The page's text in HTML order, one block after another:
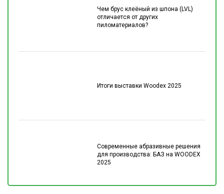
Чем брус клеёный из шпона (LVL)
отличается от других
пиломатериалов?
Итоги выставки Woodex 2025
Современные абразивные решения
для производства: БАЗ на WOODEX
2025